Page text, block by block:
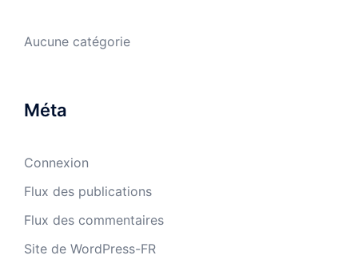
Aucune catégorie
Méta
Connexion
Flux des publications
Flux des commentaires
Site de WordPress-FR